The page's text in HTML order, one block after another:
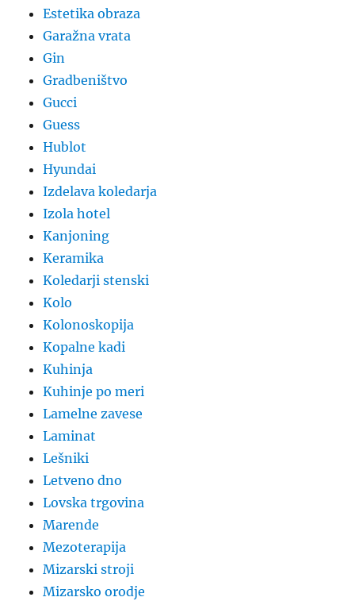
Estetika obraza
Garažna vrata
Gin
Gradbeništvo
Gucci
Guess
Hublot
Hyundai
Izdelava koledarja
Izola hotel
Kanjoning
Keramika
Koledarji stenski
Kolo
Kolonoskopija
Kopalne kadi
Kuhinja
Kuhinje po meri
Lamelne zavese
Laminat
Lešniki
Letveno dno
Lovska trgovina
Marende
Mezoterapija
Mizarski stroji
Mizarsko orodje